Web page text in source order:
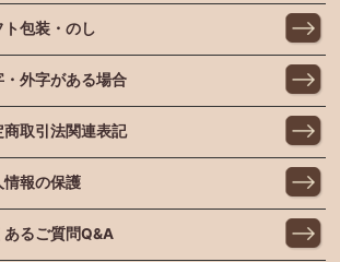
ト包装・のし
・外字がある場合
商取引法関連表記
情報の保護
あるご質問Q&A